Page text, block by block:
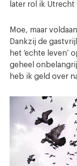
later rol ik
Moe, maar
Dankzij de
het ‘echte leven’
geheel
heb ik geld over